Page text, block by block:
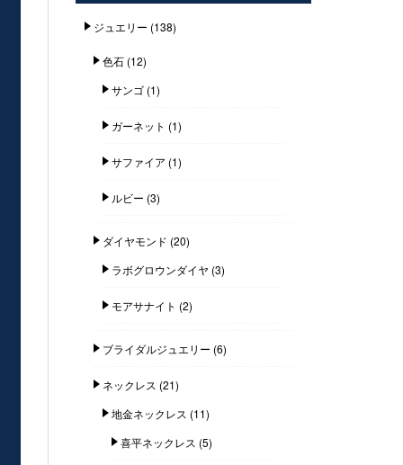
ジュエリー (138)
色石(12)
サンゴ(1)
ガーネット (1)
サファイア (1)
ルビー (3)
ダイヤモンド (20)
ラボグロウンダイヤ (3)
モアサナイト (2)
ブライダルジュエリー (6)
ネックレス (21)
地金ネックレス (11)
喜平ネックレス (5)